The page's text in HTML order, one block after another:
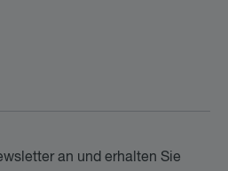
an und erhalten Sie